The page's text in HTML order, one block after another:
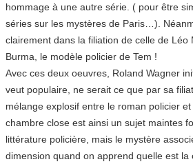
hommage à une autre série. ( pour être
séries sur les mystères de Paris…).
clairement dans la filiation de celle de Léo
Burma, le modèle policier de Tem !
Avec ces deux oeuvres, Roland Wagner
veut populaire, ne serait ce que par sa
mélange explosif entre le roman policier
chambre close est ainsi un sujet maintes
littérature policière, mais le mystère
dimension quand on apprend quelle est la